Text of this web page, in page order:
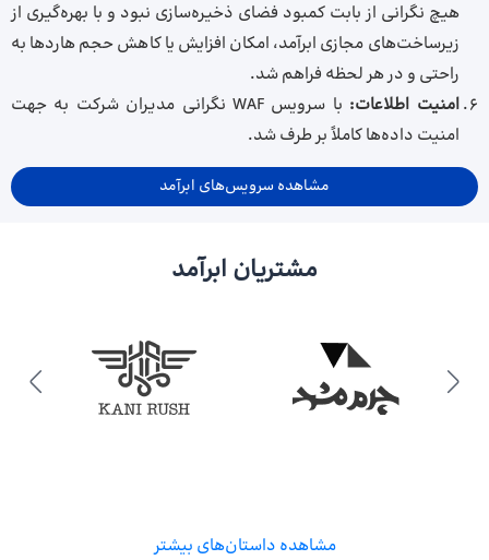
هیچ نگرانی از بابت کمبود فضای ذخیره‌سازی نبود و با بهره‌گیری از
زیرساخت‌های مجازی ابرآمد، امکان افزایش یا کاهش حجم هاردها به‌
راحتی و در هر لحظه فراهم شد.
امنیت اطلاعات:
با سرویس WAF نگرانی مدیران شرکت به جهت
امنیت داده‌ها کاملاً بر طرف شد.
مشاهده سرویس‌های ابرآمد
مشتریان ابرآمد
مشاهده داستان‌های بیشتر